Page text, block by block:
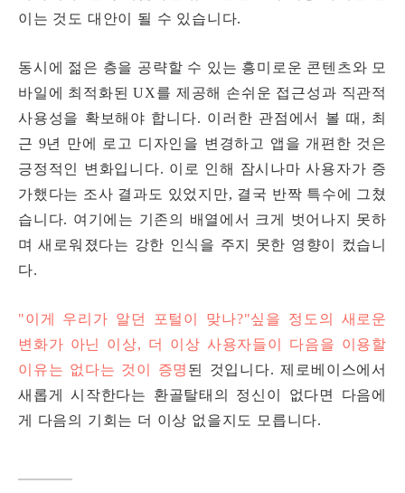
이는 것도 대안이 될 수 있습니다.
동시에 젊은 층을 공략할 수 있는 흥미로운 콘텐츠와 모
바일에 최적화된 UX를 제공해 손쉬운 접근성과 직관적
사용성을 확보해야 합니다. 이러한 관점에서 볼 때, 최
근 9년 만에 로고 디자인을 변경하고 앱을 개편한 것은
긍정적인 변화입니다. 이로 인해 잠시나마 사용자가 증
가했다는 조사 결과도 있었지만, 결국 반짝 특수에 그쳤
습니다. 여기에는 기존의 배열에서 크게 벗어나지 못하
며 새로워졌다는 강한 인식을 주지 못한 영향이 컸습니
다.
"이게 우리가 알던 포털이 맞나?"싶을 정도의 새로운
변화가 아닌 이상, 더 이상 사용자들이 다음을 이용할
이유는 없다는 것이 증명 된 것입니다.제로베이스에서
새롭게 시작한다는 환골탈태의 정신이 없다면 다음에
게 다음의 기회는 더 이상 없을지도 모릅니다.